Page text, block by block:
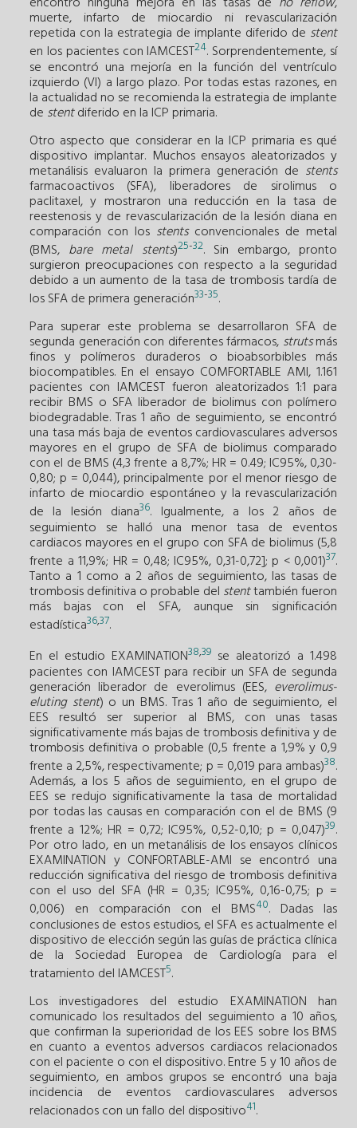
muerte, infarto de miocardio ni revascularización
repetida con la estrategia de implante diferido de stent
en los pacientes con IAMCEST24. Sorprendentemente, sí
se encontró una mejoría en la función del ventrículo
izquierdo (VI) a largo plazo. Por todas estas razones, en
la actualidad no se recomienda la estrategia de implante
de stentdiferido en la ICP primaria.
Otro aspecto que considerar en la ICP primaria es qué
dispositivo implantar. Muchos ensayos aleatorizados y
metanálisis evaluaron la primera generación de stents
farmacoactivos (SFA), liberadores de sirolimus o
paclitaxel, y mostraron una reducción en la tasa de
reestenosis y de revascularización de la lesión diana en
comparación con los stentsconvencionales de metal
(BMS, bare metal stents)25-32. Sin embargo, pronto
surgieron preocupaciones con respecto a la seguridad
debido a un aumento de la tasa de trombosis tardía de
los SFA de primera generación33-35.
Para superar este problema se desarrollaron SFA de
segunda generación con diferentes fármacos, strutsmás
finos y polímeros duraderos o bioabsorbibles más
biocompatibles. En el ensayo COMFORTABLE AMI, 1.161
pacientes con IAMCEST fueron aleatorizados 1:1 para
recibir BMS o SFA liberador de biolimus con polímero
biodegradable. Tras 1 año de seguimiento, se encontró
una tasa más baja de eventos cardiovasculares adversos
mayores en el grupo de SFA de biolimus comparado
con el de BMS (4,3 frente a 8,7%; HR = 0.49; IC95%, 0,30-
0,80; p = 0,044), principalmente por el menor riesgo de
infarto de miocardio espontáneo y la revascularización
de la lesión diana36. Igualmente, a los 2 años de
seguimiento se halló una menor tasa de eventos
cardiacos mayores en el grupo con SFA de biolimus (5,8
frente a 11,9%; HR = 0,48; IC95%, 0,31-0,72]; p < 0,001)37.
Tanto a 1 como a 2 años de seguimiento, las tasas de
trombosis definitiva o probable del stenttambién fueron
más bajas con el SFA, aunque sin significación
estadística36,37.
En el estudio EXAMINATION38,39 se aleatorizó a 1.498
pacientes con IAMCEST para recibir un SFA de segunda
generación liberador de everolimus (EES, everolimus-
eluting stent) o un BMS. Tras 1 año de seguimiento, el
EES resultó ser superior al BMS, con unas tasas
significativamente más bajas de trombosis definitiva y de
trombosis definitiva o probable (0,5 frente a 1,9% y 0,9
frente a 2,5%, respectivamente; p = 0,019 para ambas)38.
Además, a los 5 años de seguimiento, en el grupo de
EES se redujo significativamente la tasa de mortalidad
por todas las causas en comparación con el de BMS (9
frente a 12%; HR = 0,72; IC95%, 0,52-0,10; p = 0,047)39.
Por otro lado, en un metanálisis de los ensayos clínicos
EXAMINATION y CONFORTABLE-AMI se encontró una
reducción significativa del riesgo de trombosis definitiva
con el uso del SFA (HR = 0,35; IC95%, 0,16-0,75; p =
0,006) en comparación con el BMS40. Dadas las
conclusiones de estos estudios, el SFA es actualmente el
dispositivo de elección según las guías de práctica clínica
de la Sociedad Europea de Cardiología para el
tratamiento del IAMCEST5.
Los investigadores del estudio EXAMINATION han
comunicado los resultados del seguimiento a 10 años,
que confirman la superioridad de los EES sobre los BMS
en cuanto a eventos adversos cardiacos relacionados
con el paciente o con el dispositivo. Entre 5 y 10 años de
seguimiento, en ambos grupos se encontró una baja
incidencia de eventos cardiovasculares adversos
relacionados con un fallo del dispositivo41.